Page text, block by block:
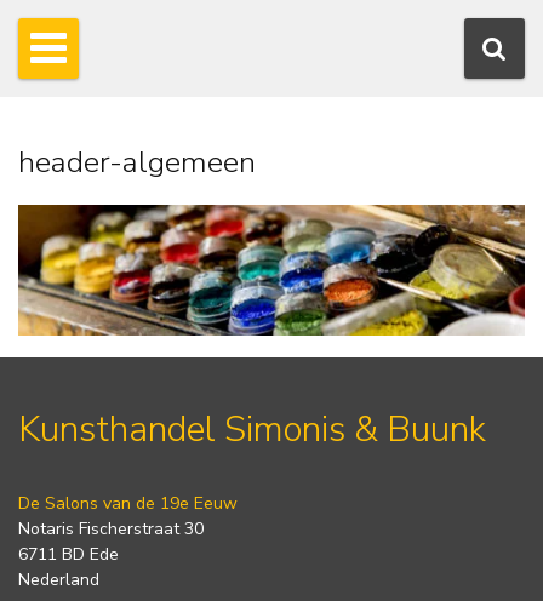
header-algemeen
Kunsthandel Simonis & Buunk
De Salons van de 19e Eeuw
Notaris Fischerstraat 30
6711 BD Ede
Nederland